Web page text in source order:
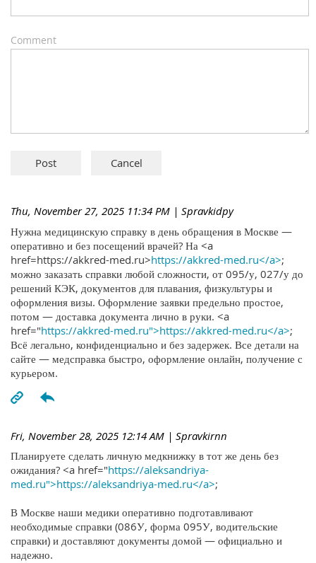
Comment
Thu, November 27, 2025 11:34 PM | Spravkidpy
Нужна медицинскую справку в день обращения в Москве —
оперативно и без посещений врачей? На <a
href=https://akkred-med.ru>https://akkred-med.ru</a>;
можно заказать справки любой сложности, от 095/у, 027/у до
решений КЭК, документов для плавания, физкультуры и
оформления визы. Оформление заявки предельно простое,
потом — доставка документа лично в руки. <a
href="https://akkred-med.ru">https://akkred-med.ru</a>;
Всё легально, конфиденциально и без задержек. Все детали на
сайте — медсправка быстро, оформление онлайн, получение с
курьером.
Fri, November 28, 2025 12:14 AM | Spravkirnn
Планируете сделать личную медкнижку в тот же день без
ожидания? <a href="https://aleksandriya-
med.ru">https://aleksandriya-med.ru</a>;
В Москве наши медики оперативно подготавливают
необходимые справки (086У, форма 095У, водительские
справки) и доставляют документы домой — официально и
надежно.